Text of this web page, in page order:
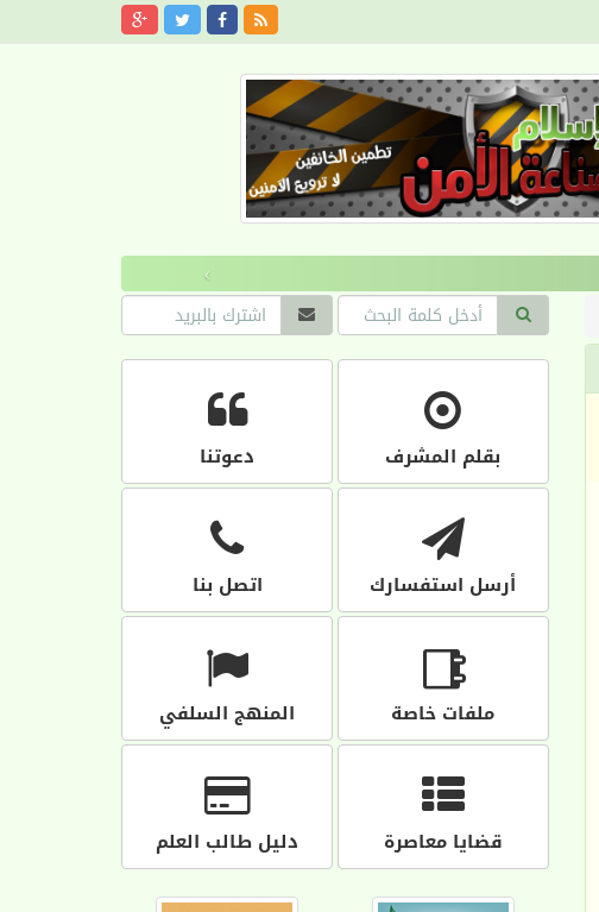
›
بقلم المشرف دعوتنا
أرسل استفسارك اتصل بنا
ملفات خاصة المنهج السلفي
قضايا معاصرة دليل طالب العلم